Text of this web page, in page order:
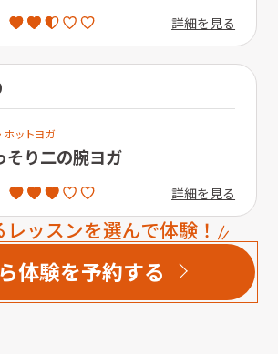
詳細を見る
ホットヨガ
そり二の腕ヨガ
詳細を見る
ッスンを選んで体験！
体験を予約する